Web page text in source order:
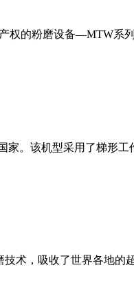
的粉磨设备—MTW系
。该机型采用了梯形
术，吸收了世界各地